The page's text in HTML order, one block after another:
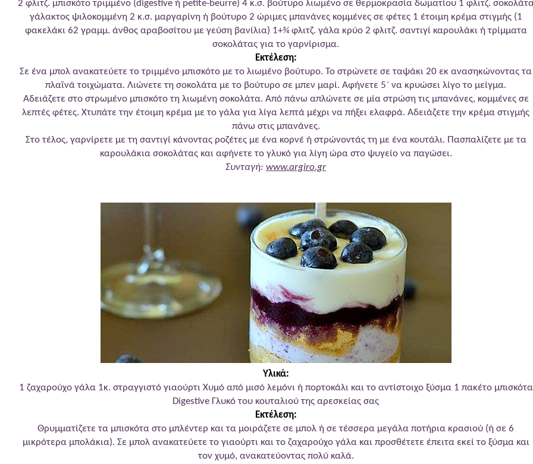
2 φλιτζ. μπισκότο τριμμένο (digestive ή petite-beurre) 4 κ.σ. βούτυρο λιωμένο σε θερμοκρασία δωματίου 1 φλιτζ.
γάλακτος ψιλοκομμένη 2 κ.σ. μαργαρίνη ή βούτυρο 2 ώριμες μπανάνες κομμένες σε φέτες 1 έτοιμη κρέμα στιγμής (1
φακελάκι 62 γραμμ. άνθος αραβοσίτου με γεύση βανίλια) 1+¾ φλιτζ. γάλα κρύο 2 φλιτζ. σαντιγί καρουλάκι ή τρίμματα
σοκολάτας για το γαρνίρισμα.
Εκτέλεση:
Σε ένα μπολ ανακατεύετε το τριμμένο μπισκότο με το λιωμένο βούτυρο. Το στρώνετε σε ταψάκι 20 εκ ανασηκώνοντας τα
πλαϊνά τοιχώματα. Λιώνετε τη σοκολάτα με το βούτυρο σε μπεν μαρί. Αφήνετε 5΄ να κρυώσει λίγο το μείγμα.
Αδειάζετε στο στρωμένο μπισκότο τη λιωμένη σοκολάτα. Από πάνω απλώνετε σε μία στρώση τις μπανάνες, κομμένες σε
λεπτές φέτες. Χτυπάτε την έτοιμη κρέμα με το γάλα για λίγα λεπτά μέχρι να πήξει ελαφρά. Αδειάζετε την κρέμα στιγμής
πάνω στις μπανάνες.
Στο τέλος, γαρνίρετε με τη σαντιγί κάνοντας ροζέτες με ένα κορνέ ή στρώνοντάς τη με ένα κουτάλι. Πασπαλίζετε με τα
καρουλάκια σοκολάτας και αφήνετε το γλυκό για λίγη ώρα στο ψυγείο να παγώσει.
Συνταγή: www.argiro.gr
Υλικά:
1 ζαχαρούχο γάλα 1κ. στραγγιστό γιαούρτι Χυμό από μισό λεμόνι ή πορτοκάλι και το αντίστοιχο ξύσμα 1 πακέτο μπισκότα
Digestive Γλυκό του κουταλιού της αρεσκείας σας
Εκτέλεση:
Θρυμματίζετε τα μπισκότα στο μπλέντερ και τα μοιράζετε σε μπολ ή σε τέσσερα μεγάλα ποτήρια κρασιού (ή σε 6
μικρότερα μπολάκια). Σε μπολ ανακατεύετε το γιαούρτι και το ζαχαρούχο γάλα και προσθέτετε έπειτα εκεί το ξύσμα και
τον χυμό, ανακατεύοντας πολύ καλά.